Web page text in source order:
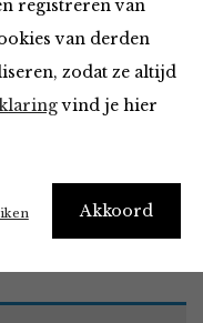
registreren van
van derden
zodat ze altijd
vind je hier
Akkoord
Must Haves